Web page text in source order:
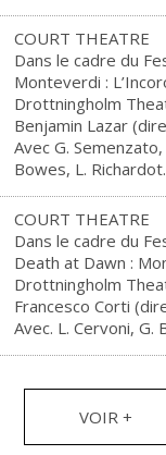
COURT THEATRE
Dans le cadre du
Monteverdi :
Drottningholm
Benjamin Lazar
Avec G.
Bowes, L.
COURT THEATRE
Dans le cadre du
Death at Dawn :
Drottningholm
Francesco Corti
Avec. L. Cervoni, G.
VOIR +